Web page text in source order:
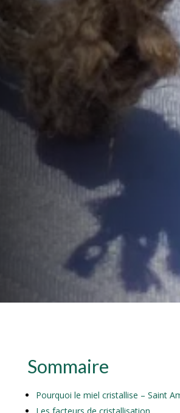
Sommaire
Pourquoi le miel cristallise – Saint